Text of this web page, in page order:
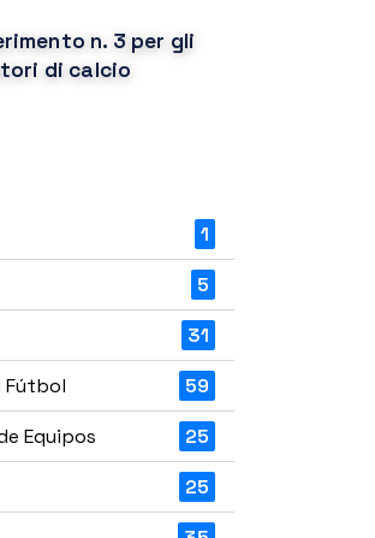
n. 3 per gli
di calcio
1
5
31
Fútbol
59
Equipos
25
25